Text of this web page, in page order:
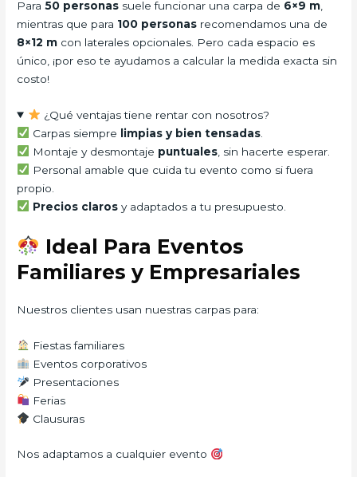
Para50 personas suele funcionar una carpa de 6×9 m
mientras que para 100 personas recomendamos una de
8×12 m con laterales opcionales. Pero cada espacio es
único, ¡por eso te ayudamos a calcular la medida exacta sin
costo!
¿Qué ventajas tiene rentar con nosotros?
Carpas siempre
limpias y bien tensadas.
Montaje y desmontaje puntuales, sin hacerte esperar.
Personal amable que cuida tu evento como si fuera
propio.
Precios clarosy adaptados a tu presupuesto.
Ideal Para Eventos
Familiares y Empresariales
Nuestros clientes usan nuestras carpas para:
Fiestas familiares
Eventos corporativos
Presentaciones
Ferias
Clausuras
Nos adaptamos a cualquier evento